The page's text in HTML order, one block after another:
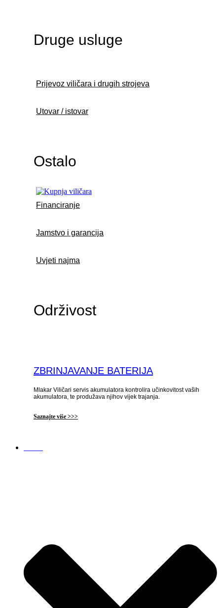
Druge usluge
Prijevoz viličara i drugih strojeva
Utovar / istovar
Ostalo
Financiranje
Jamstvo i garancija
Uvjeti najma
Održivost
ZBRINJAVANJE BATERIJA
Mlakar Viličari servis akumulatora kontrolira učinkovitost vaših
akumulatora, te produžava njihov vijek trajanja.
Saznajte više >>>